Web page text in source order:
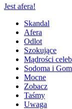
Jest afera!
Skandal
Afera
Odlot
Szokujące
Mądrości
Sodoma i
Mocne
Zobacz
Taśmy
Uwaga